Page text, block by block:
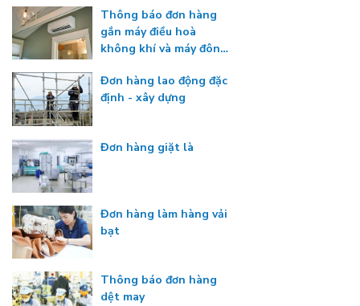
Thông báo đơn hàng
gắn máy điều hoà
không khí và máy đông
Đơn hàng lao động đặc
định - xây dựng
Đơn hàng giặt là
Đơn hàng làm hàng vải
bạt
Thông báo đơn hàng
dệt may